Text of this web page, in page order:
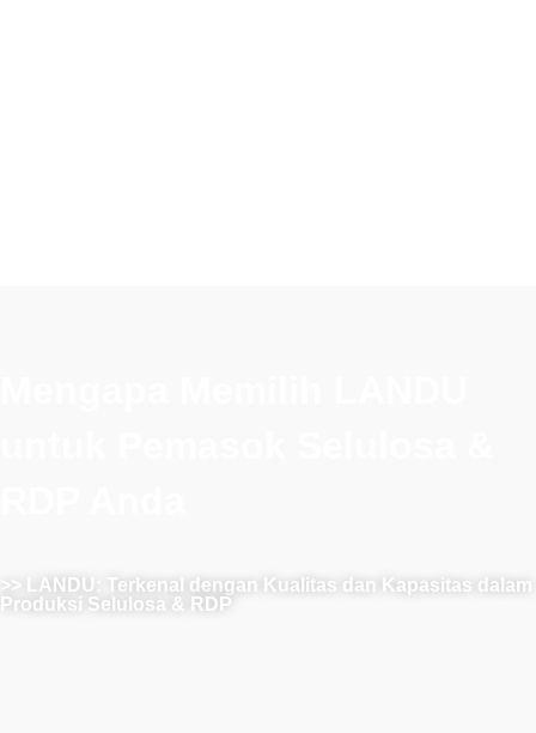
>> LANDU: Terkenal dengan Kualitas dan Kapasitas dalam
Produksi Selulosa & RDP